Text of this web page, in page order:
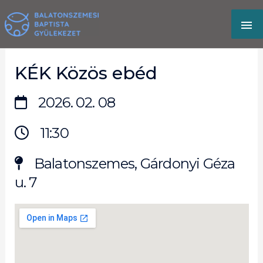
to
content
KÉK Közös ebéd
2026. 02. 08
11:30
Balatonszemes, Gárdonyi Géza
u. 7